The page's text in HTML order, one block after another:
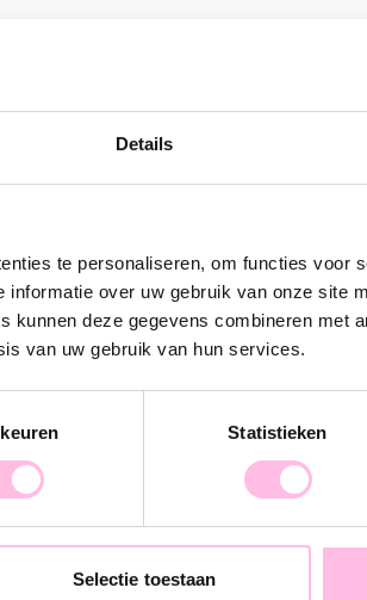
Details
te personaliseren, om functies voor
over uw gebruik van onze site
kunnen deze gegevens combineren met
van uw gebruik van hun services.
Statistieken
Selectie toestaan
Wauw!
Hoe
match
creëer je